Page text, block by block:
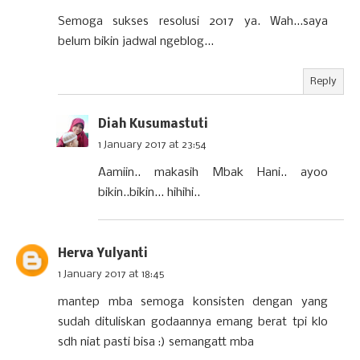
Semoga sukses resolusi 2017 ya. Wah...saya
belum bikin jadwal ngeblog...
Reply
Diah Kusumastuti
1 January 2017 at 23:54
Aamiin.. makasih Mbak Hani.. ayoo
bikin..bikin... hihihi..
Herva Yulyanti
1 January 2017 at 18:45
mantep mba semoga konsisten dengan yang
sudah dituliskan godaannya emang berat tpi klo
sdh niat pasti bisa :) semangatt mba